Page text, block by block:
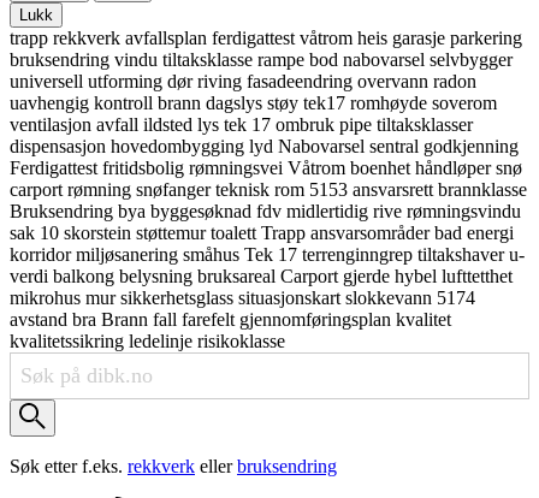
Lukk
trapp rekkverk avfallsplan ferdigattest våtrom heis garasje parkering
bruksendring vindu tiltaksklasse rampe bod nabovarsel selvbygger
universell utforming dørriving fasadeendring overvann radon
uavhengig kontroll brann dagslys støy tek17 romhøyde soverom
ventilasjon avfall ildsted lys tek 17 ombruk pipe tiltaksklasser
dispensasjon hovedombygging lyd Nabovarsel sentral godkjenning
Ferdigattest fritidsbolig rømningsvei Våtrom boenhet håndløpersnø
carport rømning snøfangerteknisk rom 5153 ansvarsrett brannklasse
Bruksendring bya byggesøknad fdv midlertidig rive rømningsvindu
sak 10 skorstein støttemurtoalett Trapp ansvarsområderbad energi
korridormiljøsanering småhus Tek 17 terrenginngrep tiltakshaveru-
verdi balkong belysning bruksareal Carport gjerde hybel lufttetthet
mikrohus mursikkerhetsglass situasjonskart slokkevann 5174
avstand bra Brann fall farefelt gjennomføringsplan kvalitet
kvalitetssikring ledelinje risikoklasse
Søk etter f.eks. rekkverk ellerbruksendring